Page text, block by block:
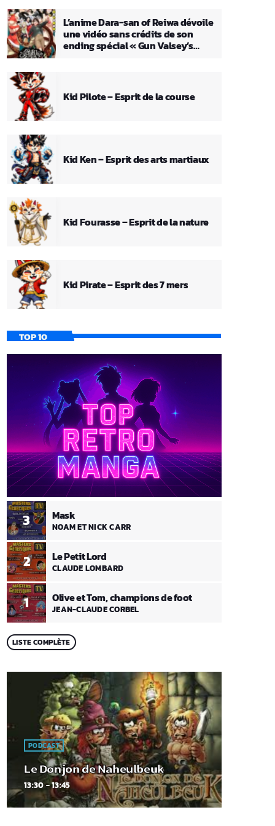
L’anime Dara-san of Reiwa dévoile
une vidéo sans crédits de son
ending spécial « Gun Valsey’s
Kid Pilote – Esprit de la course
Kid Ken – Esprit des arts martiaux
Kid Fourasse – Esprit de la nature
Kid Pirate – Esprit des 7 mers
TOP 10
1 Olive et Tom, champions de foot
JEAN-CLAUDE CORBEL
2 Le Petit Lord
CLAUDE LOMBARD
3 Mask
NOAM ET NICK CARR
LISTE COMPLÈTE
PODCAST
Le Donjon de Naheulbeuk
13:30 - 13:45